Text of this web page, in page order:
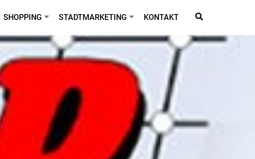
SHOPPING STADTMARKETING KONTAKT